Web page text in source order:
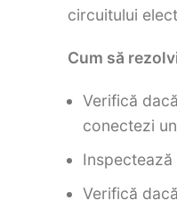
circuitului
Cum să
Verifică
conectezi
Verifică